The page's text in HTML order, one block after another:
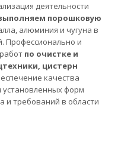
деятельности
порошковую
алюминия и чугуна в
Профессионально и
по очистке и
цистерн
качества
форм
и требований в области